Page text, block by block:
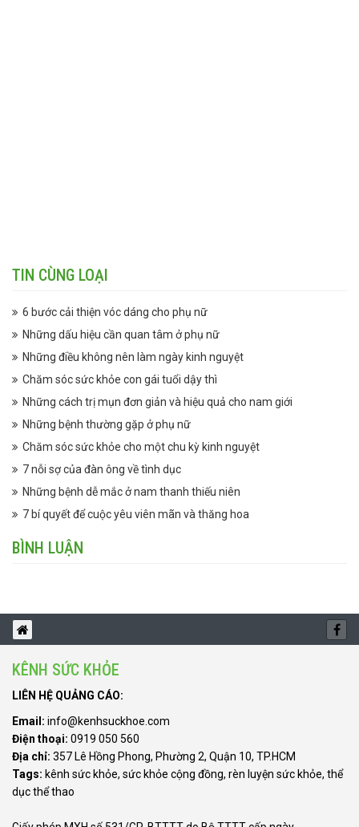
TIN CÙNG LOẠI
6 bước cải thiện vóc dáng cho phụ nữ
Những dấu hiệu cần quan tâm ở phụ nữ
Những điều không nên làm ngày kinh nguyệt
Chăm sóc sức khỏe con gái tuổi dậy thì
Những cách trị mụn đơn giản và hiệu quả cho nam giới
Những bệnh thường gặp ở phụ nữ
Chăm sóc sức khỏe cho một chu kỳ kinh nguyệt
7 nỗi sợ của đàn ông về tình dục
Những bệnh dễ mắc ở nam thanh thiếu niên
7 bí quyết để cuộc yêu viên mãn và thăng hoa
BÌNH LUẬN
KÊNH SỨC KHỎE
LIÊN HỆ QUẢNG CÁO:
Email: info@kenhsuckhoe.com
Điện thoại: 0919 050 560
Địa chỉ: 357 Lê Hồng Phong, Phường 2, Quận 10, TP.HCM
Tags: kênh sức khỏe, sức khỏe cộng đồng, rèn luyện sức khỏe, thể
dục thể thao